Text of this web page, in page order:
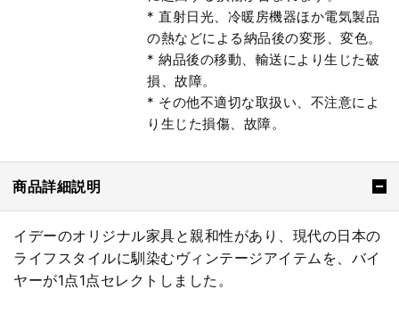
* 直射日光、冷暖房機器ほか電気製品
の熱などによる納品後の変形、変色。
* 納品後の移動、輸送により生じた破
損、故障。
* その他不適切な取扱い、不注意によ
り生じた損傷、故障。
商品詳細説明
イデーのオリジナル家具と親和性があり、現代の日本の
ライフスタイルに馴染むヴィンテージアイテムを、バイ
ヤーが1点1点セレクトしました。